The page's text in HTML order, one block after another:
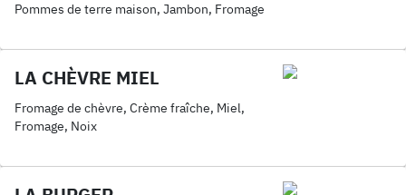
Pommes de terre maison, Jambon, Fromage
LA CHÈVRE MIEL
Fromage de chèvre, Crème fraîche, Miel,
Fromage, Noix